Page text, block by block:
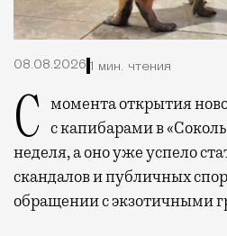
08.08.2026 1 мин. чтения
С момента открытия нового контактного кафе с капибарами в
неделя, а оно уже успело
скандалов и публичных
обращении с экзотичными